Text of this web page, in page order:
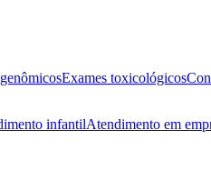
Exames toxicológicos
infantilAtendimento em